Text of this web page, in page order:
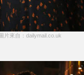
圖片來自：dailymail.co.uk